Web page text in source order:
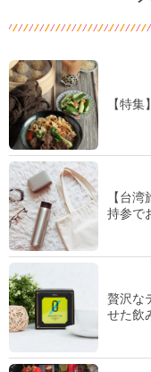
【特
【台
持参で
贅沢な
せた飲